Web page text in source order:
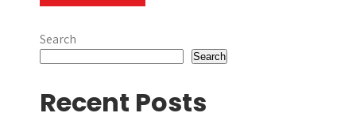
Search
Search
Recent Posts